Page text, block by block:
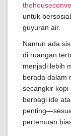
untuk
guyuran air.
Namun ada
di ruangan
menjadi lebih
berada dalam
secangkir
berbagi ide
pertemuan